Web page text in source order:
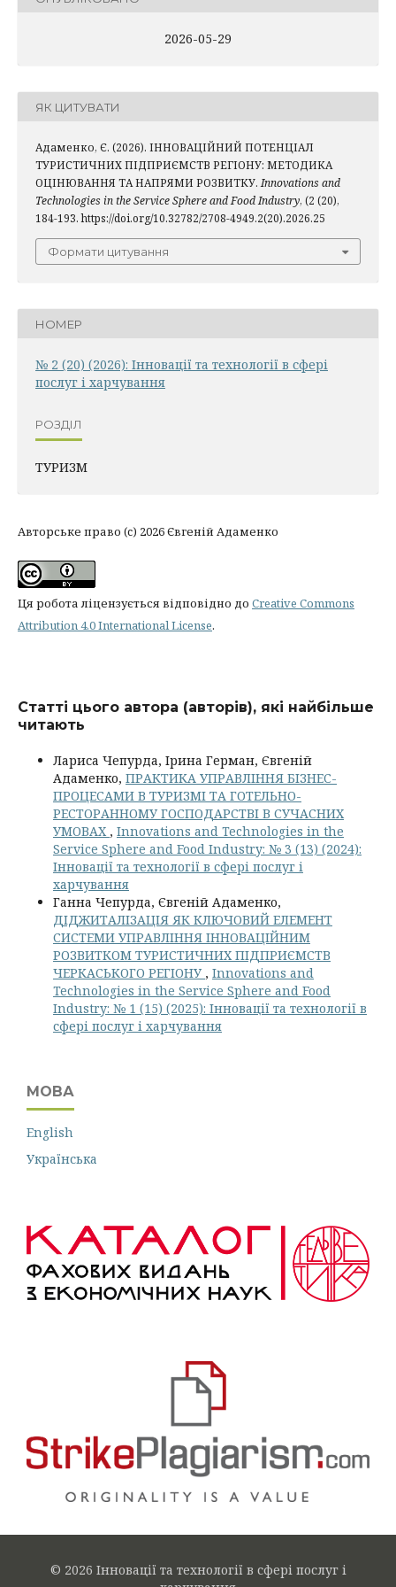
2026-05-29
ЯК ЦИТУВАТИ
Адаменко, Є. (2026). ІННОВАЦІЙНИЙ ПОТЕНЦІАЛ
ТУРИСТИЧНИХ ПІДПРИЄМСТВ РЕГІОНУ: МЕТОДИКА
ОЦІНЮВАННЯ ТА НАПРЯМИ РОЗВИТКУ.Innovations and
Technologies in the Service Sphere and Food Industry, (2 (20),
184-193. https://doi.org/10.32782/2708-4949.2(20).2026.25
Формати цитування
НОМЕР
№ 2 (20) (2026): Інновації та технології в сфері
послуг і харчування
РОЗДІЛ
ТУРИЗМ
Авторське право (c) 2026 Євгеній Адаменко
Ця робота ліцензується відповідно до Creative Commons
Attribution 4.0 International License.
Статті цього автора (авторів), які найбільше
читають
Лариса Чепурда, Ірина Герман, Євгеній
Адаменко, ПРАКТИКА УПРАВЛІННЯ БІЗНЕС-
ПРОЦЕСАМИ В ТУРИЗМІ ТА ГОТЕЛЬНО-
РЕСТОРАННОМУ ГОСПОДАРСТВІ В СУЧАСНИХ
УМОВАХ , Innovations and Technologies in the
Service Sphere and Food Industry: № 3 (13) (2024):
Інновації та технології в сфері послуг і
харчування
Ганна Чепурда, Євгеній Адаменко,
ДІДЖИТАЛІЗАЦІЯ ЯК КЛЮЧОВИЙ ЕЛЕМЕНТ
СИСТЕМИ УПРАВЛІННЯ ІННОВАЦІЙНИМ
РОЗВИТКОМ ТУРИСТИЧНИХ ПІДПРИЄМСТВ
ЧЕРКАСЬКОГО РЕГІОНУ , Innovations and
Technologies in the Service Sphere and Food
Industry: № 1 (15) (2025): Інновації та технології в
сфері послуг і харчування
МОВА
English
Українська
© 2026 Інновації та технології в сфері послуг і